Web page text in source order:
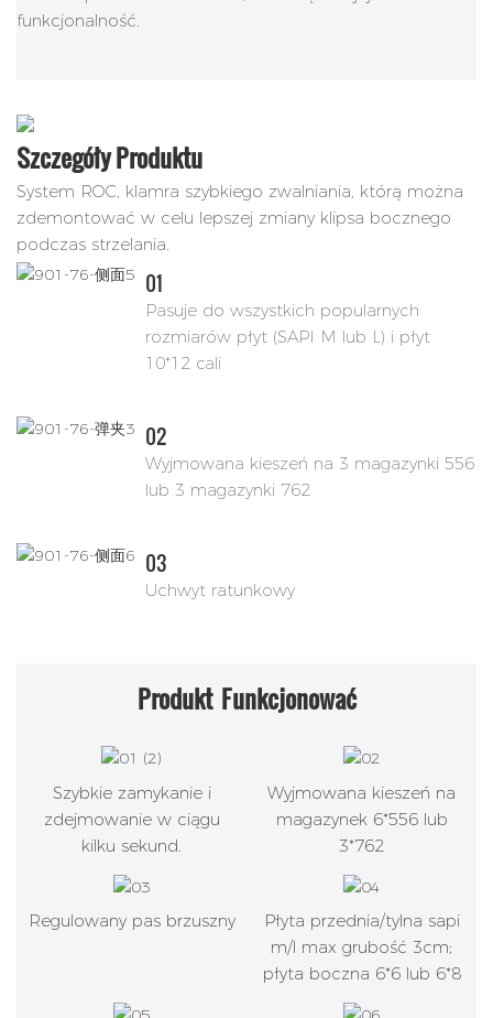
funkcjonalność.
Szczegóły Produktu
System ROC, klamra szybkiego zwalniania, którą można
zdemontować w celu lepszej zmiany klipsa bocznego
podczas strzelania.
01
Pasuje do wszystkich popularnych
rozmiarów płyt (SAPI M lub L) i płyt
10*12 cali
02
Wyjmowana kieszeń na 3 magazynki 556
lub 3 magazynki 762
03
Uchwyt ratunkowy
Produkt Funkcjonować
Szybkie zamykanie i
zdejmowanie w ciągu
kilku sekund.
Wyjmowana kieszeń na
magazynek 6*556 lub
3*762
Regulowany pas brzuszny
Płyta przednia/tylna sapi
m/l max grubość 3cm;
płyta boczna 6*6 lub 6*8